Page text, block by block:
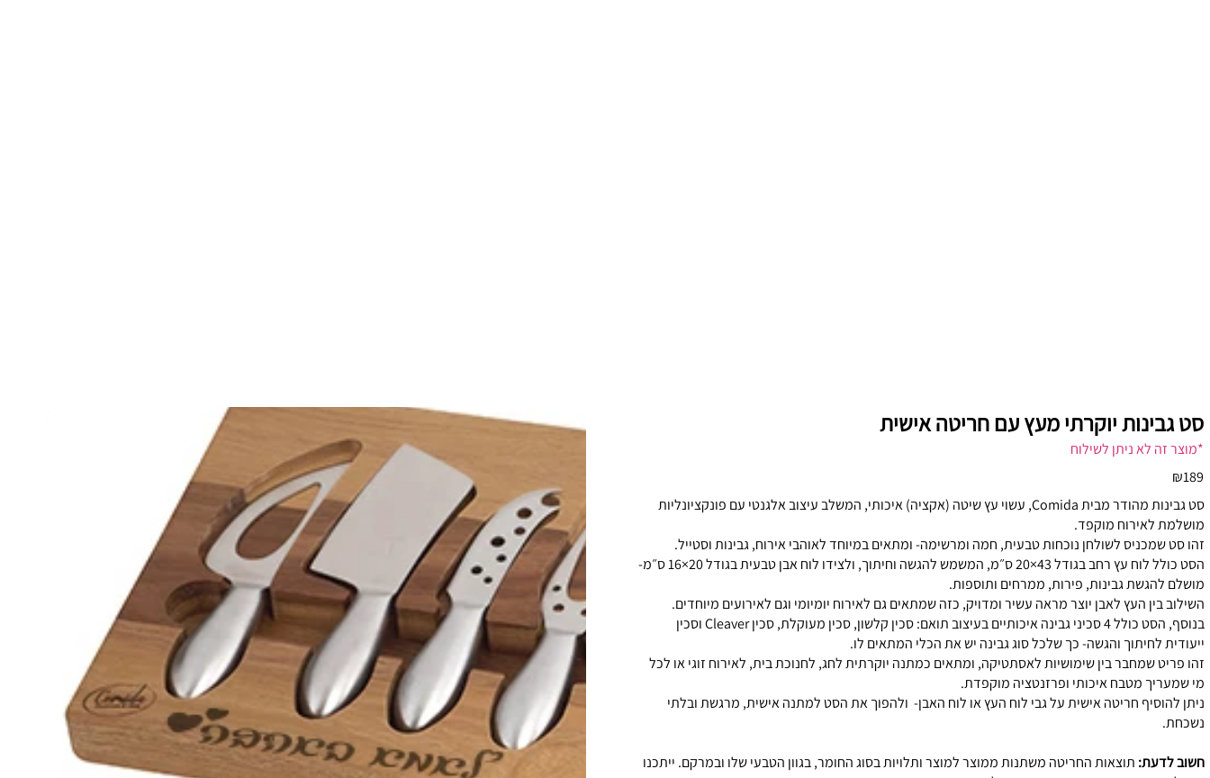
סט גבינות יוקרתי מעץ עם חריטה אישית
*מוצר זה לא ניתן לשילוח
₪189
סט גבינות מהודר מבית Comida, עשוי עץ שיטה (אקציה) איכותי, המשלב עיצוב אלגנטי עם פונקציונליות
מושלמת לאירוח מוקפד.
זהו סט שמכניס לשולחן נוכחות טבעית, חמה ומרשימה- ומתאים במיוחד לאוהבי אירוח, גבינות וסטייל.
הסט כולל לוח עץ רחב בגודל 43×20 ס״מ, המשמש להגשה וחיתוך, ולצידו לוח אבן טבעית בגודל 20×16 ס״מ-
מושלם להגשת גבינות, פירות, ממרחים ותוספות.
השילוב בין העץ לאבן יוצר מראה עשיר ומדויק, כזה שמתאים גם לאירוח יומיומי וגם לאירועים מיוחדים.
בנוסף, הסט כולל 4 סכיני גבינה איכותיים בעיצוב תואם: סכין קלשון, סכין מעוקלת, סכין Cleaver וסכין
ייעודית לחיתוך והגשה- כך שלכל סוג גבינה יש את הכלי המתאים לו.
זהו פריט שמחבר בין שימושיות לאסתטיקה, ומתאים כמתנה יוקרתית לחג, לחנוכת בית, לאירוח זוגי או לכל
מי שמעריך מטבח איכותי ופרזנטציה מוקפדת.
ניתן להוסיף חריטה אישית על גבי לוח העץ או לוח האבן- ולהפוך את הסט למתנה אישית, מרגשת ובלתי
נשכחת.
חשוב לדעת: תוצאות החריטה משתנות ממוצר למוצר ותלויות בסוג החומר, בגוון הטבעי שלו ובמרקם. ייתכנו